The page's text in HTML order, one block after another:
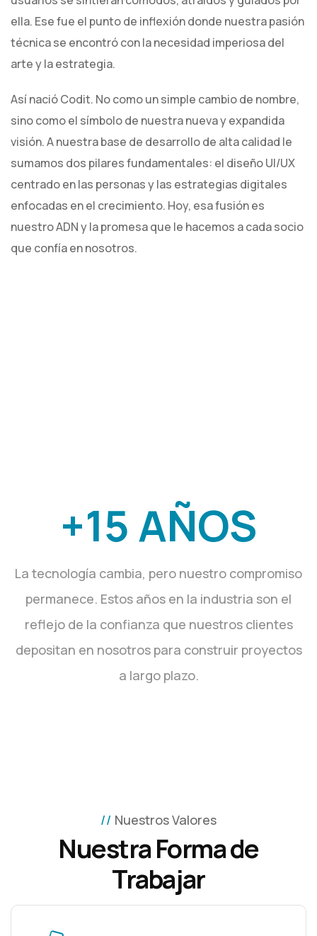
ella. Ese fue el punto de inflexión donde nuestra pasión
técnica se encontró con la necesidad imperiosa del
arte y la estrategia.
Así nació Codit. No como un simple cambio de nombre,
sino como el símbolo de nuestra nueva y expandida
visión. A nuestra base de desarrollo de alta calidad le
sumamos dos pilares fundamentales: el diseño UI/UX
centrado en las personas y las estrategias digitales
enfocadas en el crecimiento. Hoy, esa fusión es
nuestro ADN y la promesa que le hacemos a cada socio
que confía en nosotros.
+15 AÑOS
La tecnología cambia, pero nuestro compromiso
permanece. Estos años en la industria son el
reflejo de la confianza que nuestros clientes
depositan en nosotros para construir proyectos
a largo plazo.
Nuestros Valores
Nuestra Forma de
Trabajar